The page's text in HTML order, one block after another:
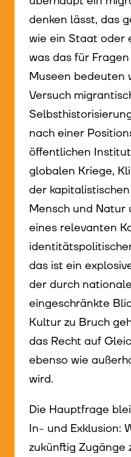
denken lässt, das
wie ein Staat oder
was das für
Museen bedeuten
Versuch
nach einer
öffentlichen
globalen Kriege,
der
Mensch und Natur
eines relevanten
das ist ein
der durch
eingeschränkte
Kultur zu Bruch
das Recht auf
ebenso wie
wird.
Die Hauptfrage
In- und Exklusion:
zukünftig Zugänge